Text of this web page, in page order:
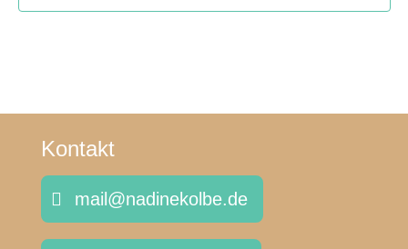
Kontakt
mail@nadinekolbe.de